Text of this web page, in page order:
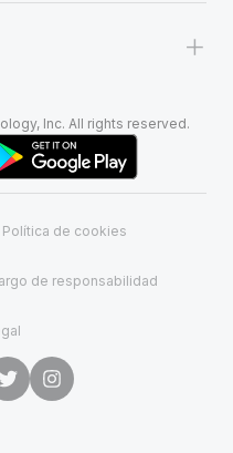
+
Inc. All rights reserved.
Política de cookies
de responsabilidad